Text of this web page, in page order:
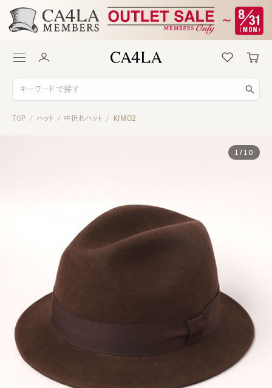
TOP / ハット / 中折れハット / KIMO2
1 / 10